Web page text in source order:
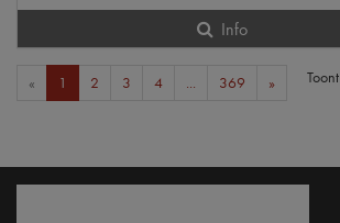
Info
« 1 2 3 4 ... 369 »